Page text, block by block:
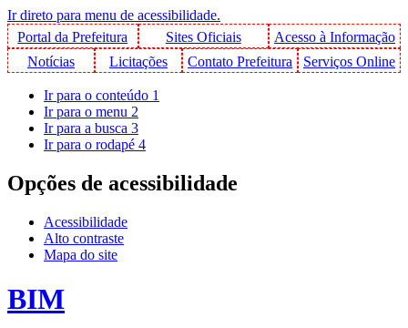
Ir direto para menu de acessibilidade.
Portal da Prefeitura
Sites Oficiais
Acesso à Informação
Notícias
Licitações Contato Prefeitura Serviços Online
Ir para o conteúdo 1
Ir para o menu 2
Ir para a busca 3
Ir para o rodapé 4
Opções de acessibilidade
Acessibilidade
Alto contraste
Mapa do site
BIM